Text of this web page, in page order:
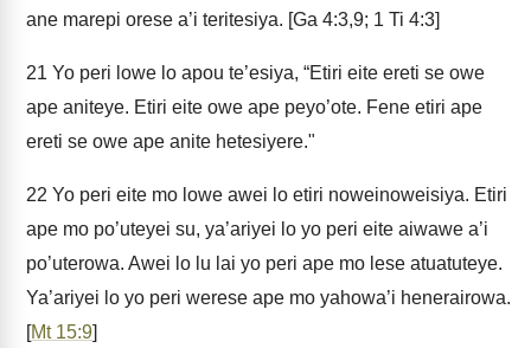
ane marepi orese a’i teritesiya. [Ga 4:3,9; 1 Ti 4:3]
21 Yo peri lowe lo apou te’esiya, “Etiri eite ereti se owe
ape aniteye. Etiri eite owe ape peyo’ote. Fene etiri ape
ereti se owe ape anite hetesiyere."
22 Yo peri eite mo lowe awei lo etiri noweinoweisiya. Etiri
ape mo po’uteyei su, ya’ariyei lo yo peri eite aiwawe a’i
po’uterowa. Awei lo lu lai yo peri ape mo lese atuatuteye.
Ya’ariyei lo yo peri werese ape mo yahowa’i henerairowa.
[Mt 15:9]